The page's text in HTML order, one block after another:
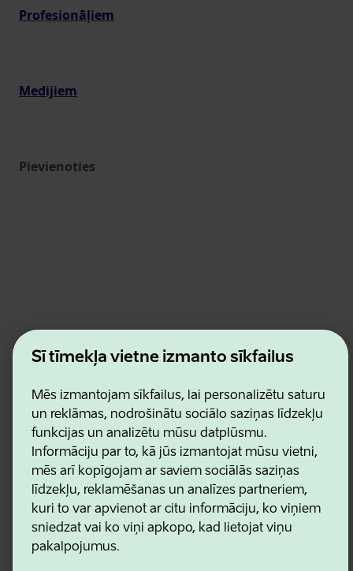
Šī tīmekļa vietne izmanto sīkfailus
Mēs izmantojam sīkfailus, lai personalizētu saturu
un reklāmas, nodrošinātu sociālo saziņas līdzekļu
funkcijas un analizētu mūsu datplūsmu.
Informāciju par to, kā jūs izmantojat mūsu vietni,
mēs arī kopīgojam ar saviem sociālās saziņas
līdzekļu, reklamēšanas un analīzes partneriem,
kuri to var apvienot ar citu informāciju, ko viņiem
sniedzat vai ko viņi apkopo, kad lietojat viņu
pakalpojumus.
Profesionāļiem
Medijiem
Pievienoties
Kontakti
Lietošanas noteikumi
Sīkdatņu un konfidencialitātes politika